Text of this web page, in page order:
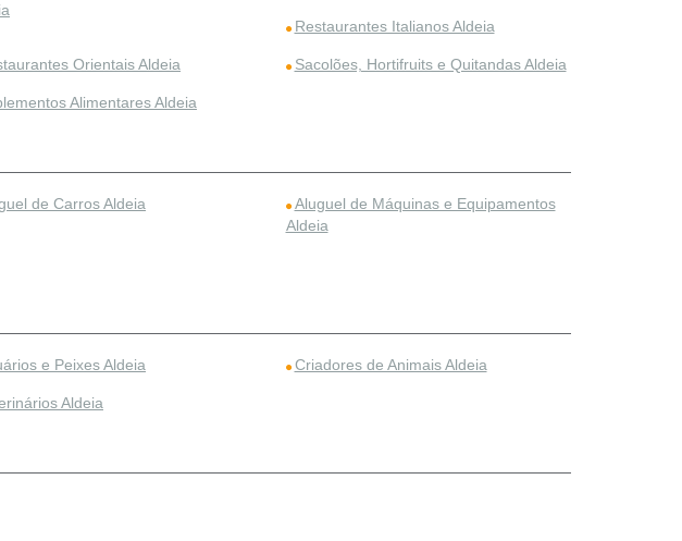
Restaurantes Italianos Aldeia
Orientais Aldeia Sacolões, Hortifruits e Quitandas Aldeia
Alimentares Aldeia
de Carros Aldeia
Aluguel de Máquinas e Equipamentos
Aldeia
e Peixes Aldeia Criadores de Animais Aldeia
Aldeia